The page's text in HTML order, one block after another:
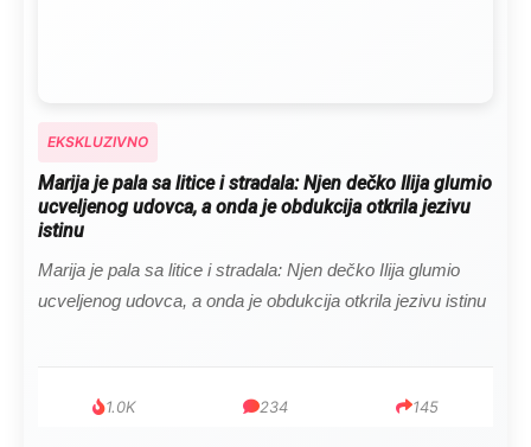
EKSKLUZIVNO
Marija je pala sa litice i stradala: Njen dečko Ilija glumio
ucveljenog udovca, a onda je obdukcija otkrila jezivu
istinu
Marija je pala sa litice i stradala: Njen dečko Ilija glumio
ucveljenog udovca, a onda je obdukcija otkrila jezivu istinu
1.0K 234 145